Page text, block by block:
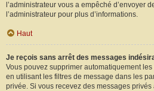
l’administrateur vous a empêché d’envoyer
l’administrateur pour plus d’informations.
Haut
Je reçois sans arrêt des messages
Vous pouvez supprimer automatiquement
en utilisant les filtres de message dans les
privée. Si vous recevez des messages privés